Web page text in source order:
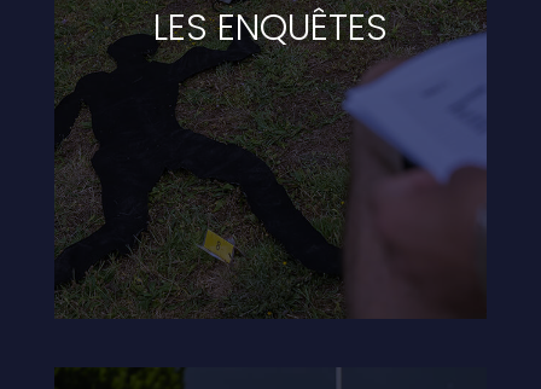
LES ENQUÊTES